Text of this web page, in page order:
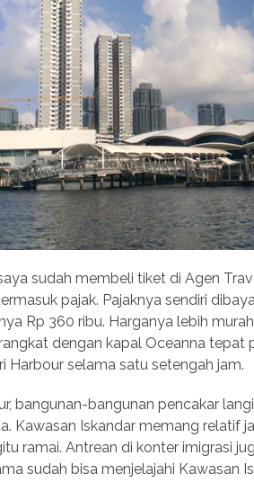
sudah membeli tiket di Agen
pajak. Pajaknya sendiri
Rp 360 ribu. Harganya lebih
dengan kapal Oceanna tepat
Harbour selama satu setengah jam.
bangunan-bangunan pencakar
Kawasan Iskandar memang relatif
ramai. Antrean di konter imigrasi
sudah bisa menjelajahi Kawasan